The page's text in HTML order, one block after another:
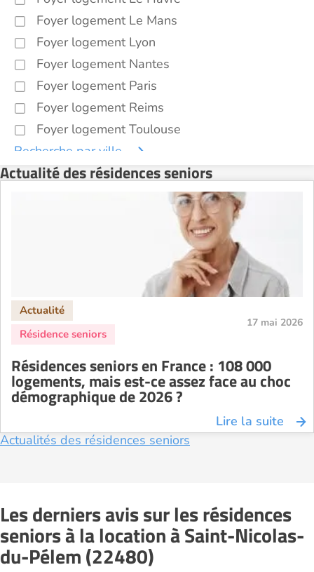
Foyer logement Le Mans
Foyer logement Lyon
Foyer logement Nantes
Foyer logement Paris
Foyer logement Reims
Foyer logement Toulouse
Recherche par ville
Actualité des résidences seniors
17 mai 2026
Résidences seniors en France : 108 000
logements, mais est-ce assez face au choc
démographique de 2026 ?
Lire la suite
Actualités des résidences seniors
Les derniers avis sur les résidences
seniors à la location à Saint-Nicolas-
du-Pélem (22480)